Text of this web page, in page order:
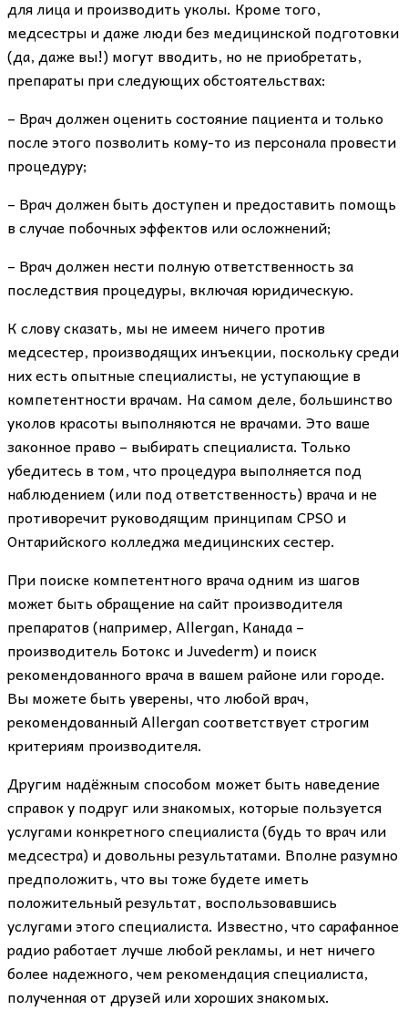
для лица и производить уколы. Кроме того,
медсестры и даже люди без медицинской подготовки
(да, даже вы!) могут вводить, но не приобретать,
препараты при следующих обстоятельствах:
– Врач должен оценить состояние пациента и только
после этого позволить кому-то из персонала провести
процедуру;
– Врач должен быть доступен и предоставить помощь
в случае побочных эффектов или осложнений;
– Врач должен нести полную ответственность за
последствия процедуры, включая юридическую.
К слову сказать, мы не имеем ничего против
медсестер, производящих инъекции, поскольку среди
них есть опытные специалисты, не уступающие в
компетентности врачам. На самом деле, большинство
уколов красоты выполняются не врачами. Это ваше
законное право – выбирать специалиста. Только
убедитесь в том, что процедура выполняется под
наблюдением (или под ответственность) врача и не
противоречит руководящим принципам CPSO и
Онтарийского колледжа медицинских сестер.
При поиске компетентного врача одним из шагов
может быть обращение на сайт производителя
препаратов (например, Allergan, Канада –
производитель Ботокс и Juvederm) и поиск
рекомендованного врача в вашем районе или городе.
Вы можете быть уверены, что любой врач,
рекомендованный Allergan соответствует строгим
критериям производителя.
Другим надёжным способом может быть наведение
справок у подруг или знакомых, которые пользуется
услугами конкретного специалиста (будь то врач или
медсестра) и довольны результатами. Вполне разумно
предположить, что вы тоже будете иметь
положительный результат, воспользовавшись
услугами этого специалиста. Известно, что сарафанное
радио работает лучше любой рекламы, и нет ничего
более надежного, чем рекомендация специалиста,
полученная от друзей или хороших знакомых.